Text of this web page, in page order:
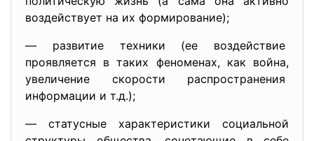
воздействует на их формирование);
— развитие техники (ее воздействие
проявляется в таких феноменах, как война,
увеличение скорости распространения
информации и т.д.);
— статусные характеристики социальной